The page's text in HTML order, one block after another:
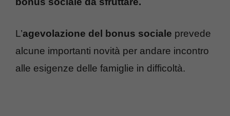
L’agevolazione del bonus sociale prevede
alcune importanti novità per andare incontro
alle esigenze delle famiglie in difficoltà.